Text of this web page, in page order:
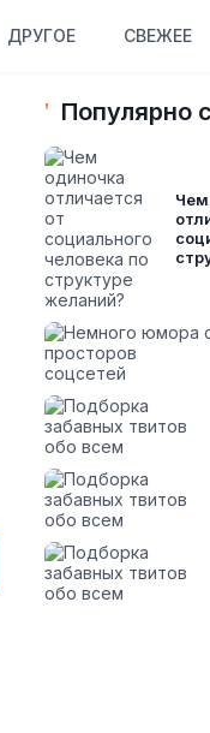
ДРУГОЕ СВЕЖЕЕ
Популярно
Чем